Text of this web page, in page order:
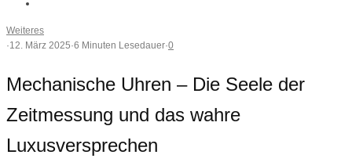
Weiteres
·12. März 2025·6 Minuten Lesedauer·0
Mechanische Uhren – Die Seele der
Zeitmessung und das wahre
Luxusversprechen